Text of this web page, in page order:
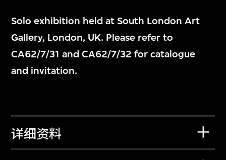
Solo exhibition held at South London Art
Gallery, London, UK. Please refer to
CA62/7/31 and CA62/7/32 for catalogue
and invitation.
详细资料